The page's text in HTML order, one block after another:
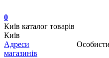
0
Київ каталог товарів
Київ
Адреси
магазинів